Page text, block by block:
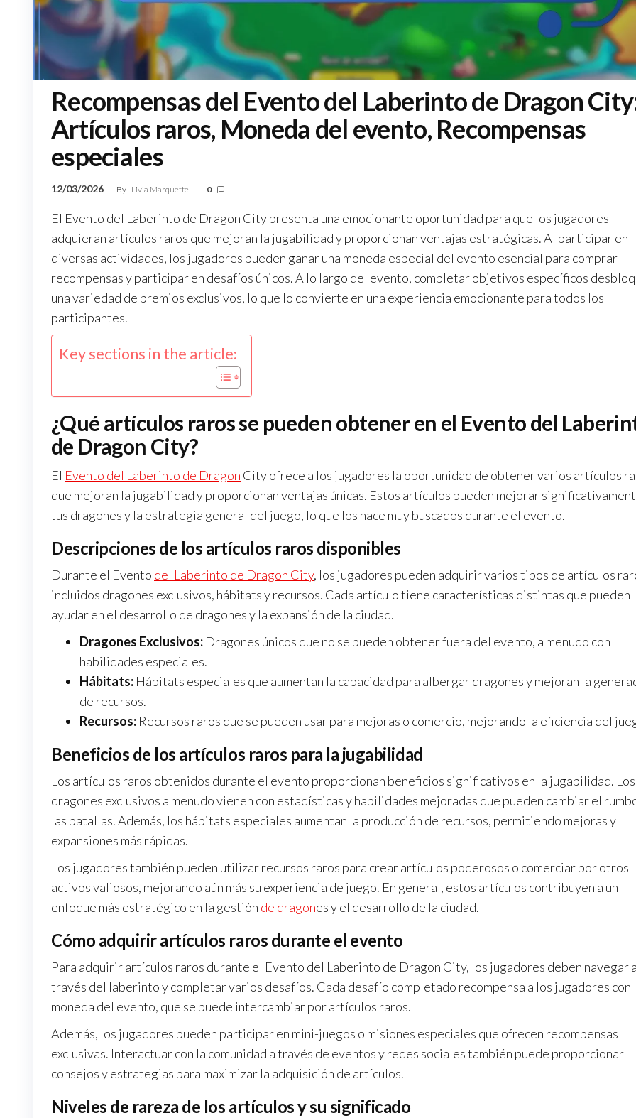
Recompensas del Evento del Laberinto de Dragon
Artículos raros, Moneda del evento, Recompensas
especiales
12/03/2026 By Livia Marquette 0
El Evento del Laberinto de Dragon City presenta una emocionante oportunidad para que los jugadores
adquieran artículos raros que mejoran la jugabilidad y proporcionan ventajas estratégicas. Al participar en
diversas actividades, los jugadores pueden ganar una moneda especial del evento esencial para comprar
recompensas y participar en desafíos únicos. A lo largo del evento, completar objetivos específicos
una variedad de premios exclusivos, lo que lo convierte en una experiencia emocionante para todos los
participantes.
Key sections in the article:
¿Qué artículos raros se pueden obtener en el Evento del
de Dragon City?
El Evento del Laberinto de Dragon City ofrece a los jugadores la oportunidad de obtener varios artículos
que mejoran la jugabilidad y proporcionan ventajas únicas. Estos artículos pueden mejorar
tus dragones y la estrategia general del juego, lo que los hace muy buscados durante el evento.
Descripciones de los artículos raros disponibles
Durante el Evento del Laberinto de Dragon City, los jugadores pueden adquirir varios tipos de artículos
incluidos dragones exclusivos, hábitats y recursos. Cada artículo tiene características distintas que pueden
ayudar en el desarrollo de dragones y la expansión de la ciudad.
Dragones Exclusivos: Dragones únicos que no se pueden obtener fuera del evento, a menudo con
habilidades especiales.
Hábitats: Hábitats especiales que aumentan la capacidad para albergar dragones y mejoran la
de recursos.
Recursos: Recursos raros que se pueden usar para mejoras o comercio, mejorando la eficiencia del
Beneficios de los artículos raros para la jugabilidad
Los artículos raros obtenidos durante el evento proporcionan beneficios significativos en la jugabilidad. Los
dragones exclusivos a menudo vienen con estadísticas y habilidades mejoradas que pueden cambiar el
las batallas. Además, los hábitats especiales aumentan la producción de recursos, permitiendo mejoras y
expansiones más rápidas.
Los jugadores también pueden utilizar recursos raros para crear artículos poderosos o comerciar por otros
activos valiosos, mejorando aún más su experiencia de juego. En general, estos artículos contribuyen a un
enfoque más estratégico en la gestión de dragones y el desarrollo de la ciudad.
Cómo adquirir artículos raros durante el evento
Para adquirir artículos raros durante el Evento del Laberinto de Dragon City, los jugadores deben navegar
través del laberinto y completar varios desafíos. Cada desafío completado recompensa a los jugadores con
moneda del evento, que se puede intercambiar por artículos raros.
Además, los jugadores pueden participar en mini-juegos o misiones especiales que ofrecen recompensas
exclusivas. Interactuar con la comunidad a través de eventos y redes sociales también puede proporcionar
consejos y estrategias para maximizar la adquisición de artículos.
Niveles de rareza de los artículos y su significado